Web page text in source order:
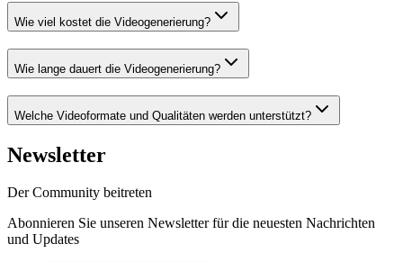
Wie viel kostet die Videogenerierung?
Wie lange dauert die Videogenerierung?
Welche Videoformate und Qualitäten werden unterstützt?
Newsletter
Der Community beitreten
Abonnieren Sie unseren Newsletter für die neuesten Nachrichten
und Updates